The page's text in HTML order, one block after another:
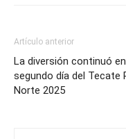
Artículo anterior
La diversión continuó
segundo día del Tecate
Norte 2025